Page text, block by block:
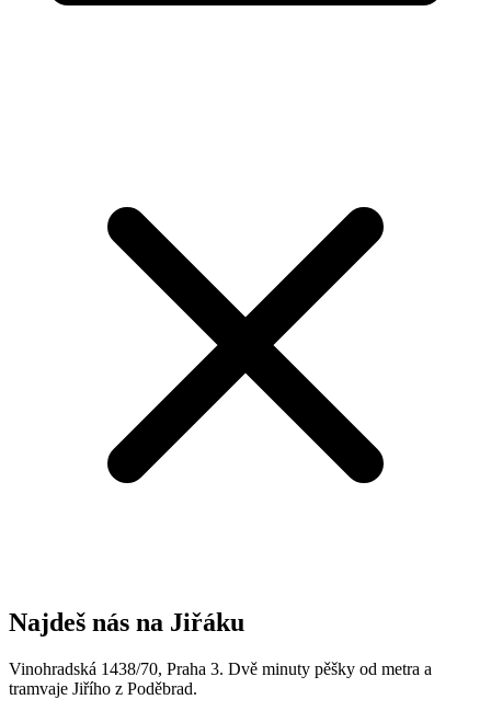
Najdeš nás na Jiřáku
Vinohradská 1438/70, Praha 3. Dvě minuty pěšky od metra a
tramvaje Jiřího z Poděbrad.